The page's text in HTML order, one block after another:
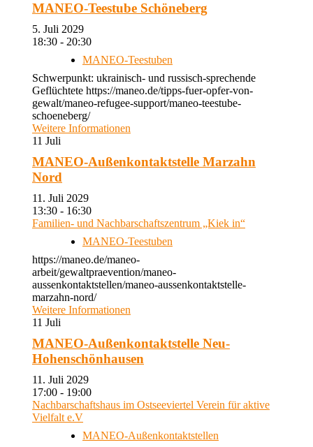
MANEO-Teestube Schöneberg
5. Juli 2029
18:30 - 20:30
MANEO-Teestuben
Schwerpunkt: ukrainisch- und russisch-sprechende
Geflüchtete https://maneo.de/tipps-fuer-opfer-von-
gewalt/maneo-refugee-support/maneo-teestube-
schoeneberg/
Weitere Informationen
11 Juli
MANEO-Außenkontaktstelle Marzahn
Nord
11. Juli 2029
13:30 - 16:30
Familien- und Nachbarschaftszentrum „Kiek in“
MANEO-Teestuben
https://maneo.de/maneo-
arbeit/gewaltpraevention/maneo-
aussenkontaktstellen/maneo-aussenkontaktstelle-
marzahn-nord/
Weitere Informationen
11 Juli
MANEO-Außenkontaktstelle Neu-
Hohenschönhausen
11. Juli 2029
17:00 - 19:00
Nachbarschaftshaus im Ostseeviertel Verein für aktive
Vielfalt e.V
MANEO-Außenkontaktstellen